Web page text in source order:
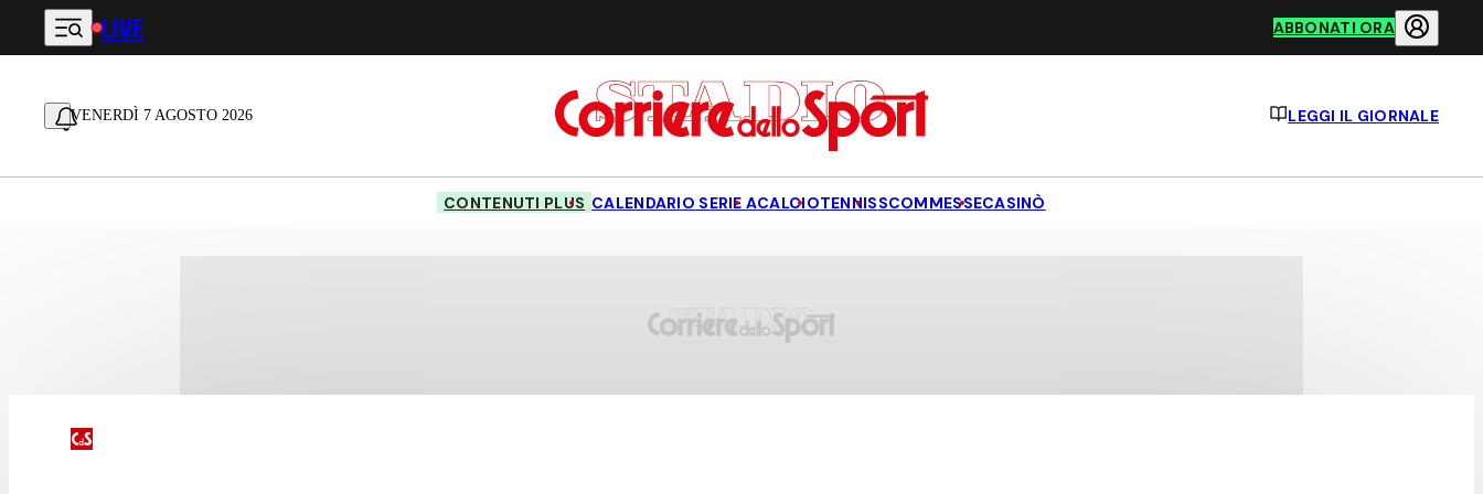
Vai al contenuto principale
LIVE ABBONATI ORA
VENERDÌ 7 AGOSTO 2026 LEGGI IL GIORNALE
CONTENUTI PLUS CALENDARIO SERIE ACALCIOTENNISSCOMMESSECASINÒ